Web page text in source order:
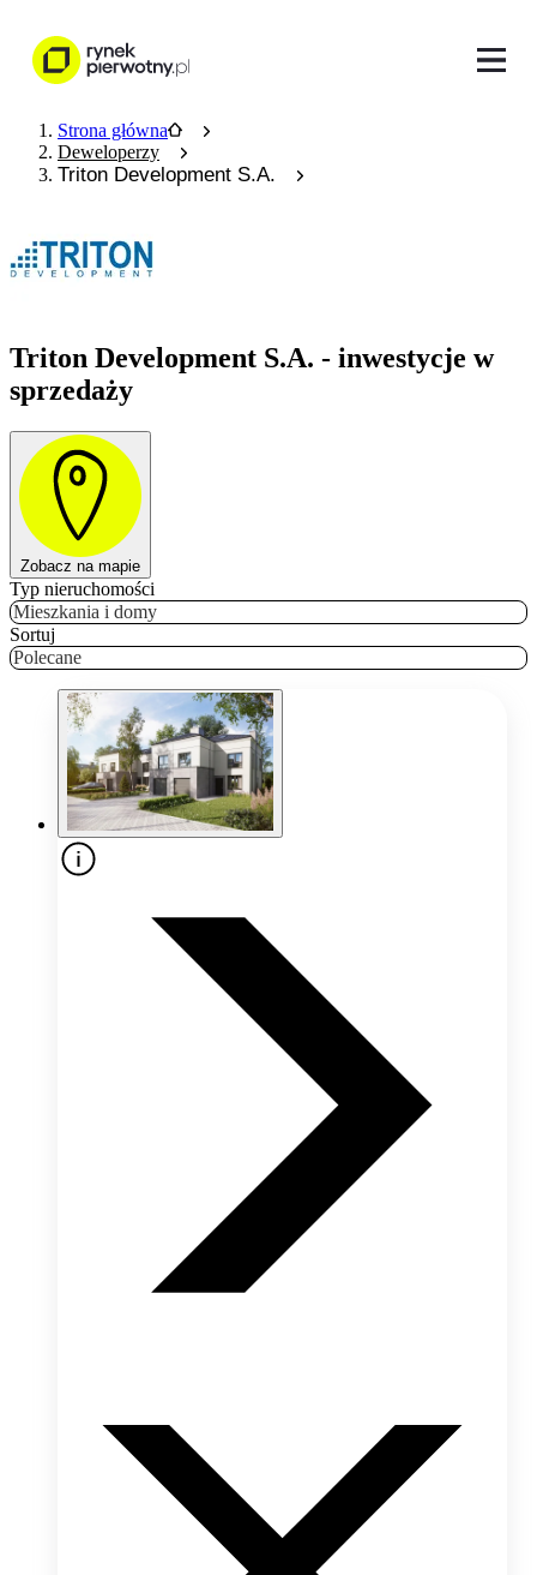
Strona główna
Deweloperzy
Triton Development S.A.
Triton Development S.A. - inwestycje w
sprzedaży
Zobacz na mapie
Typ nieruchomości
Mieszkania i domy
Sortuj
Polecane